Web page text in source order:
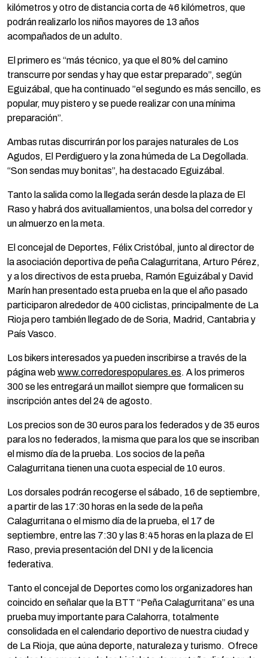
kilómetros y otro de distancia corta de 46 kilómetros, que
podrán realizarlo los niños mayores de 13 años
acompañados de un adulto.
El primero es “más técnico, ya que el 80% del camino
transcurre por sendas y hay que estar preparado”, según
Eguizábal, que ha continuado ”el segundo es más sencillo, es
popular, muy pistero y se puede realizar con una mínima
preparación”.
Ambas rutas discurrirán por los parajes naturales de Los
Agudos, El Perdiguero y la zona húmeda de La Degollada.
“Son sendas muy bonitas”, ha destacado Eguizábal.
Tanto la salida como la llegada serán desde la plaza de El
Raso y habrá dos avituallamientos, una bolsa del corredor y
un almuerzo en la meta.
El concejal de Deportes, Félix Cristóbal, junto al director de
la asociación deportiva de peña Calagurritana, Arturo Pérez,
y a los directivos de esta prueba, Ramón Eguizábal y David
Marín han presentado esta prueba en la que el año pasado
participaron alrededor de 400 ciclistas, principalmente de La
Rioja pero también llegado de de Soria, Madrid, Cantabria y
País Vasco.
Los bikers interesados ya pueden inscribirse a través de la
página webwww.corredorespopulares.es. A los primeros
300 se les entregará un maillot siempre que formalicen su
inscripción antes del 24 de agosto.
Los precios son de 30 euros para los federados y de 35 euros
para los no federados, la misma que para los que se inscriban
el mismo día de la prueba. Los socios de la peña
Calagurritana tienen una cuota especial de 10 euros.
Los dorsales podrán recogerse el sábado, 16 de septiembre,
a partir de las 17:30 horas en la sede de la peña
Calagurritana o el mismo día de la prueba, el 17 de
septiembre, entre las 7:30 y las 8:45 horas en la plaza de El
Raso, previa presentación del DNI y de la licencia
federativa.
Tanto el concejal de Deportes como los organizadores han
coincido en señalar que la BTT “Peña Calagurritana” es una
prueba muy importante para Calahorra, totalmente
consolidada en el calendario deportivo de nuestra ciudad y
de La Rioja, que aúna deporte, naturaleza y turismo. Ofrece